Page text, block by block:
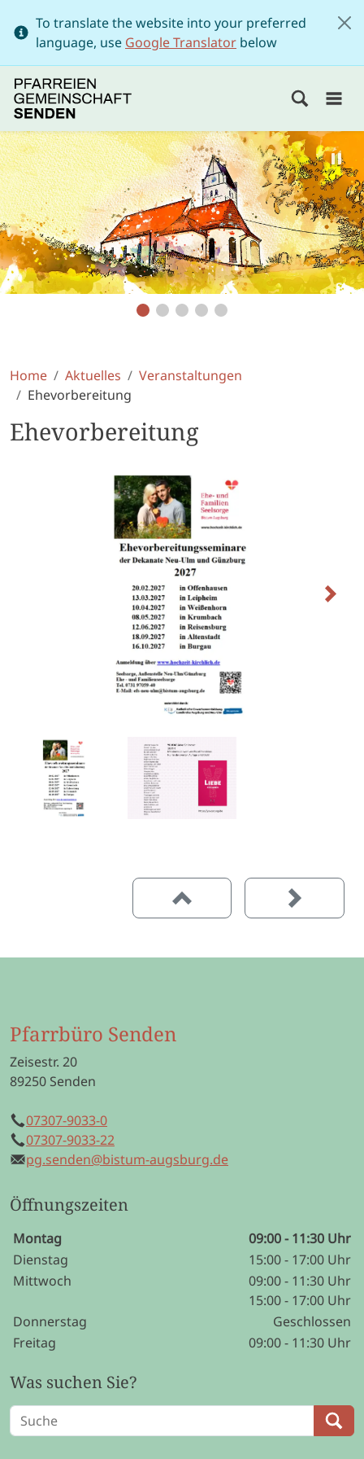
To translate the website into your preferred
language, use Google Translator below
Home Aktuelles
Veranstaltungen
Ehevorbereitung
Ehevorbereitung
Pfarrbüro Senden
Zeisestr. 20
89250 Senden
Telefon
07307-9033-0
Mobil
07307-9033-22
E-Mailpg.senden@bistum-augsburg.de
Öffnungszeiten
Wochentage / Monate
Öffnungszeiten / Hinweise
Montag
09:00 - 11:30 Uhr
Dienstag
15:00 - 17:00 Uhr
Mittwoch
09:00 - 11:30 Uhr
15:00 - 17:00 Uhr
Donnerstag
Geschlossen
Freitag
09:00 - 11:30 Uhr
Was suchen Sie?